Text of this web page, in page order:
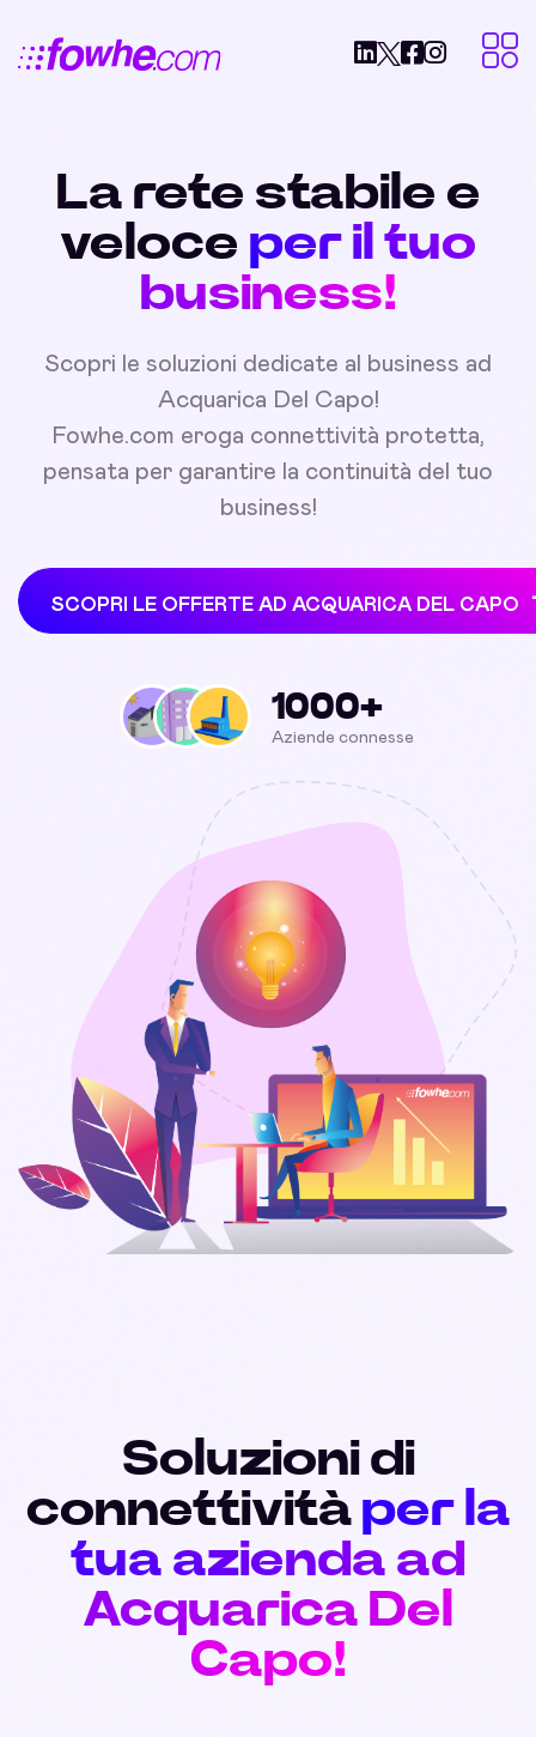
La rete stabile e
veloce per il tuo
business!
Scopri le soluzioni dedicate al business ad
Acquarica Del Capo!
Fowhe.com eroga connettività protetta,
pensata per garantire la continuità del tuo
business!
SCOPRI LE OFFERTE AD ACQUARICA DEL CAPO
1000+
Aziende connesse
Soluzioni di
connettività per la
tua azienda ad
Acquarica Del
Capo!